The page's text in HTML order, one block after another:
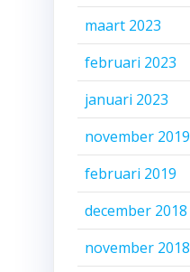
maart 2023
februari 2023
januari 2023
november 2019
februari 2019
december 2018
november 2018